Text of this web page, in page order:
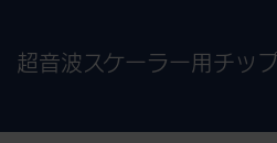
超音波スケーラー用チップ